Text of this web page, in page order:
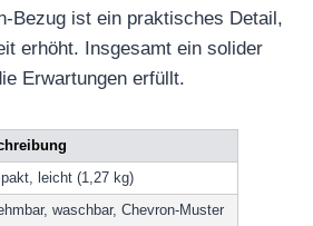
Bezug ist ein praktisches Detail,
erhöht. Insgesamt ein solider
Erwartungen erfüllt.
leicht (1,27 kg)
waschbar, Chevron-Muster